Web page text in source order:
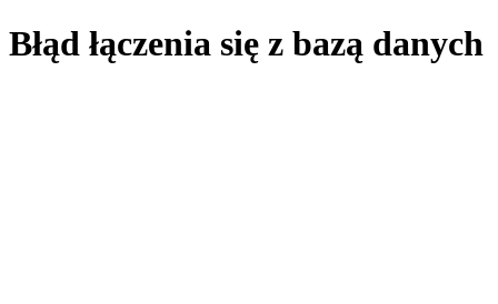
Błąd łączenia się z bazą danych